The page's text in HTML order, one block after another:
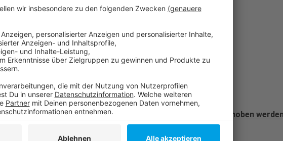
Anzeige
Weitere Infos und Links zum Thema
Anzeige
Die Gebäudereinigungsbranche bei der IG BAU
IG BAU: Mindestlohn in Reinigungsbranche muss weiter angehoben werden